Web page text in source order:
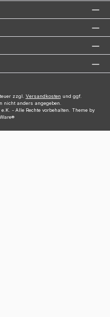
zzgl. Versandkosten und ggf.
nicht anders angegeben.
- Alle Rechte vorbehalten. Theme by